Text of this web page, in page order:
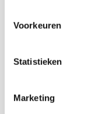
Voorkeuren
Statistieken
Marketing
AUG
11